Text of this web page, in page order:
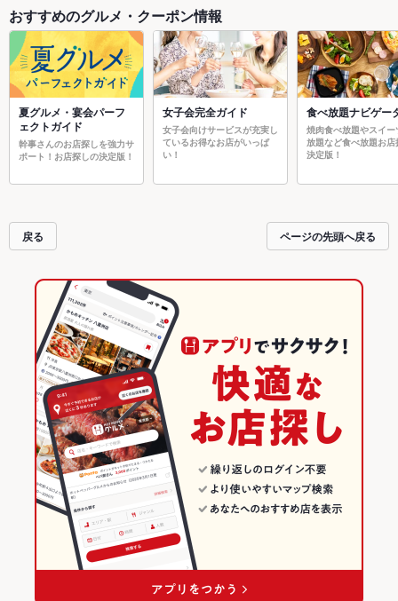
おすすめのグルメ・クーポン情報
夏グルメ・宴会パーフ
ェクトガイド
幹事さんのお店探しを強力サ
ポート！お店探しの決定版！
女子会完全ガイド
女子会向けサービスが充実し
ているお得なお店がいっぱ
い！
食べ放題ナビゲー
焼肉食べ放題やスイー
放題など食べ放題お店
決定版！
戻る ページの先頭へ戻る